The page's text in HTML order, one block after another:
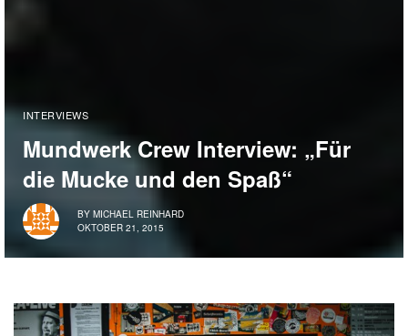
INTERVIEWS
Mundwerk Crew Interview: „Für
die Mucke und den Spaß“
BY MICHAEL REINHARD
OKTOBER 21, 2015